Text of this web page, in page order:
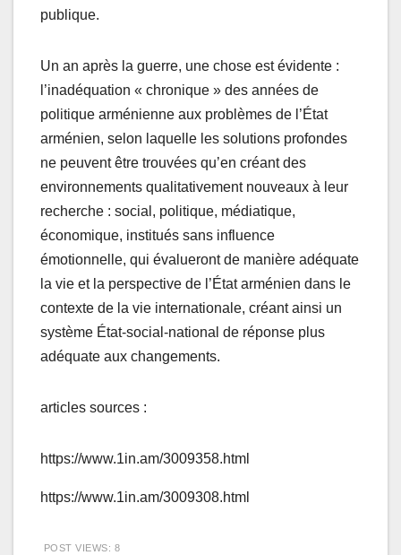
publique.
Un an après la guerre, une chose est évidente :
l’inadéquation « chronique » des années de
politique arménienne aux problèmes de l’État
arménien, selon laquelle les solutions profondes
ne peuvent être trouvées qu’en créant des
environnements qualitativement nouveaux à leur
recherche : social, politique, médiatique,
économique, institués sans influence
émotionnelle, qui évalueront de manière adéquate
la vie et la perspective de l’État arménien dans le
contexte de la vie internationale, créant ainsi un
système État-social-national de réponse plus
adéquate aux changements.
articles sources :
https://www.1in.am/3009358.html
https://www.1in.am/3009308.html
POST VIEWS: 8